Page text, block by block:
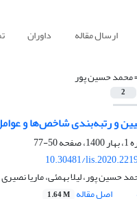
ارسال مقاله داوران
محمد حسین پور
2
و رتبه‌بندی شاخص‌ها و
50-77
10.30481/
حسین پور، لیلا بهمئی، ماریا نصیری
اصل مقاله 1.64 M